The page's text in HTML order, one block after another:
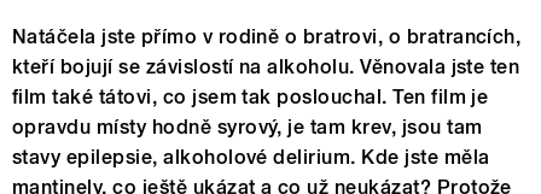
Natáčela jste přímo v rodině o bratrovi, o bratrancích,
kteří bojují se závislostí na alkoholu. Věnovala jste ten
film také tátovi, co jsem tak poslouchal. Ten film je
opravdu místy hodně syrový, je tam krev, jsou tam
stavy epilepsie, alkoholové delirium. Kde jste měla
mantinely, co ještě ukázat a co už neukázat? Protože